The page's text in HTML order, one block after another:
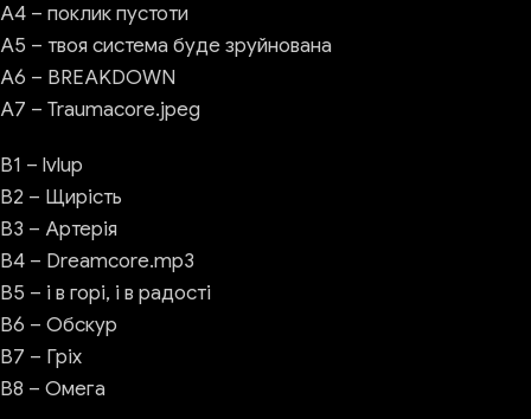
А4 – поклик пустоти
А5 – твоя система буде зруйнована
А6 – BREAKDOWN
А7 – Traumacore.jpeg
В1 – lvlup
B2 – Щирість
В3 – Артерія
В4 – Dreamcore.mp3
В5 – і в горі, і в радості
В6 – Обскур
В7 – Гріх
В8 – Омега